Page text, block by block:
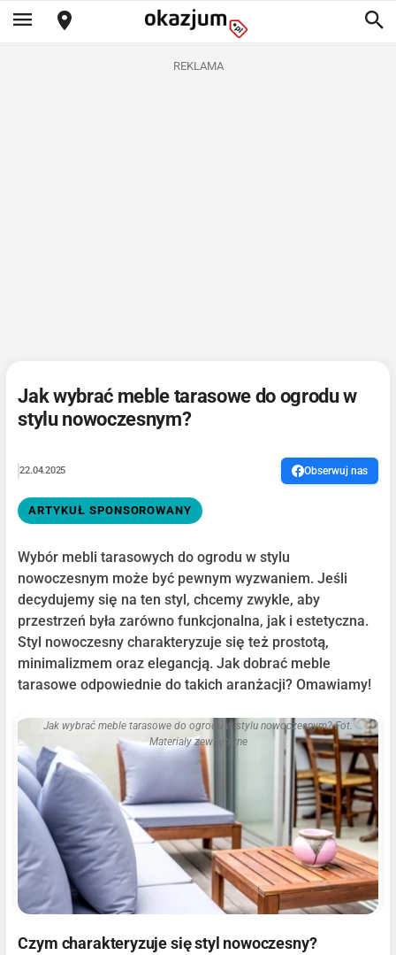
REKLAMA
Jak wybrać meble tarasowe do ogrodu w
stylu nowoczesnym?
22.04.2025 Obserwuj nas
ARTYKUŁ SPONSOROWANY
Wybór mebli tarasowych do ogrodu w stylu
nowoczesnym może być pewnym wyzwaniem. Jeśli
decydujemy się na ten styl, chcemy zwykle, aby
przestrzeń była zarówno funkcjonalna, jak i estetyczna.
Styl nowoczesny charakteryzuje się też prostotą,
minimalizmem oraz elegancją. Jak dobrać meble
tarasowe odpowiednie do takich aranżacji? Omawiamy!
Jak wybrać meble tarasowe do ogrodu w stylu nowoczesnym? Fot.
Materiały zewnętrzne
Czym charakteryzuje się styl nowoczesny?